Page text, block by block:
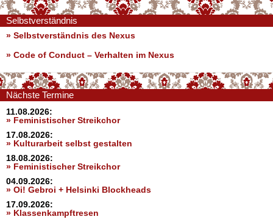
Selbstverständnis
» Selbstverständnis des Nexus
» Code of Conduct – Verhalten im Nexus
Nächste Termine
11.08.2026:
» Feministischer Streikchor
17.08.2026:
» Kulturarbeit selbst gestalten
18.08.2026:
» Feministischer Streikchor
04.09.2026:
» Oi! Gebroi + Helsinki Blockheads
17.09.2026:
» Klassenkampftresen